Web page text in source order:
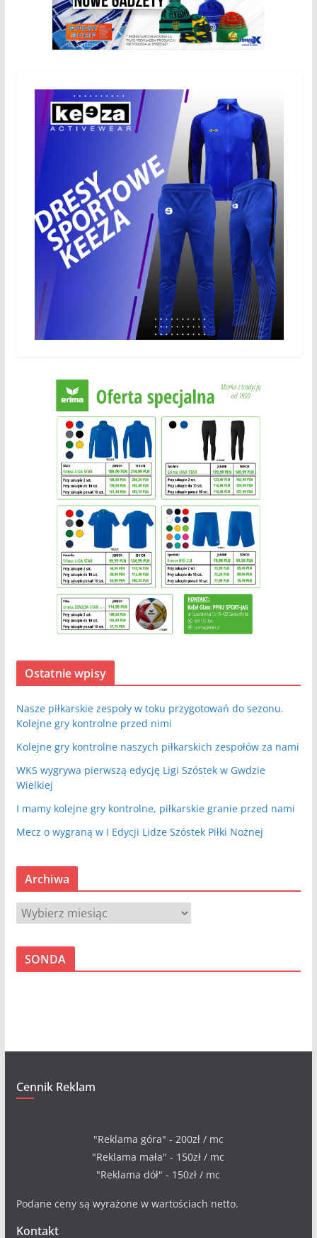
Ostatnie wpisy
Nasze piłkarskie zespoły w toku przygotowań do sezonu.
Kolejne gry kontrolne przed nimi
Kolejne gry kontrolne naszych piłkarskich zespołów za nami
WKS wygrywa pierwszą edycję Ligi Szóstek w Gwdzie
Wielkiej
I mamy kolejne gry kontrolne, piłkarskie granie przed nami
Mecz o wygraną w I Edycji Lidze Szóstek Piłki Nożnej
Archiwa
A
r
c
SONDA
Cennik Reklam
"Reklama góra" - 200zł / mc
"Reklama mała" - 150zł / mc
"Reklama dół" - 150zł / mc
Podane ceny są wyrażone w wartościach netto.
Kontakt